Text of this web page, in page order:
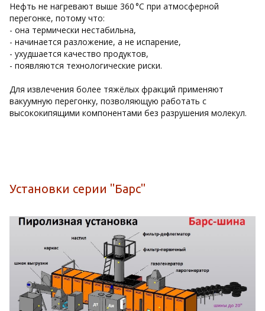
Нефть не нагревают выше 360 °C при атмосферной
перегонке, потому что:
- она термически нестабильна,
- начинается разложение, а не испарение,
- ухудшается качество продуктов,
- появляются технологические риски.
Для извлечения более тяжёлых фракций применяют
вакуумную перегонку, позволяющую работать с
высококипящими компонентами без разрушения молекул.
Установки серии "Барс"